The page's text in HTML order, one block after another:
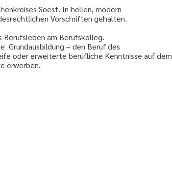
Soest. In hellen, modern
Vorschriften gehalten.
Berufsleben am Berufskolleg.
Grundausbildung – den Beruf des
oder erweiterte berufliche Kenntnisse auf dem
erwerben.